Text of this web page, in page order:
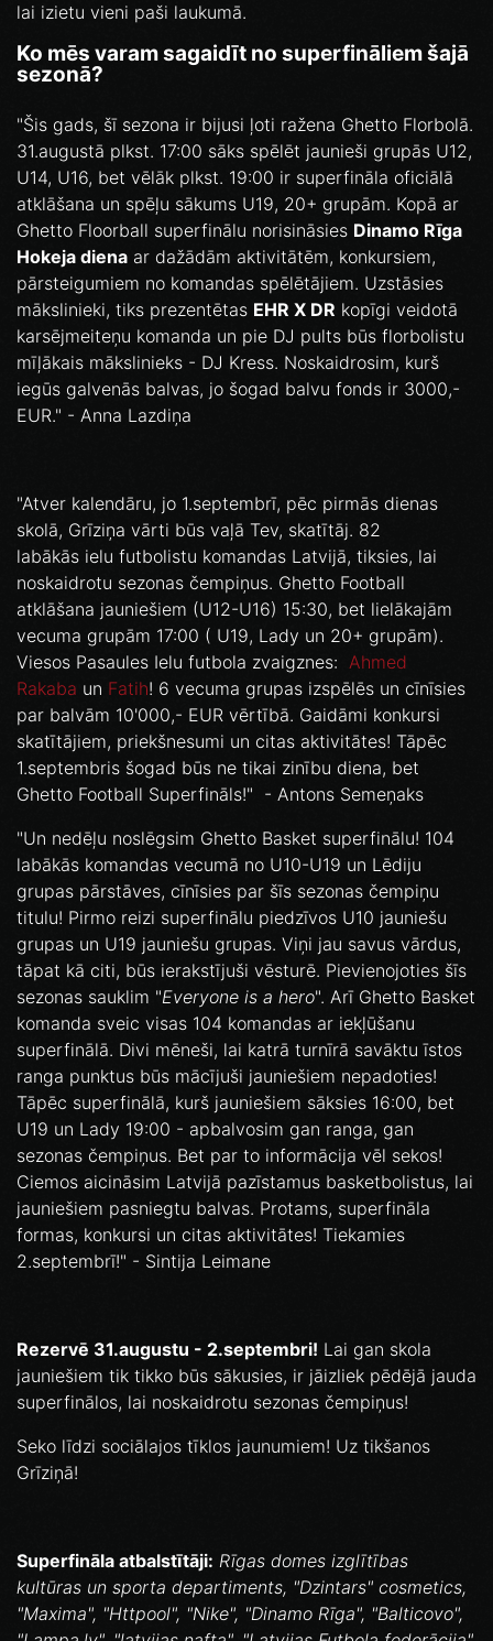
lai izietu vieni paši laukumā.
Ko mēs varam sagaidīt no superfināliem šajā
sezonā?
"Šis gads, šī sezona ir bijusi ļoti ražena Ghetto Florbolā.
31.augustā plkst. 17:00 sāks spēlēt jaunieši grupās U12,
U14, U16, bet vēlāk plkst. 19:00 ir superfināla oficiālā
atklāšana un spēļu sākums U19, 20+ grupām. Kopā ar
Ghetto Floorball superfinālu norisināsies Dinamo Rīga
Hokeja diena ar dažādām aktivitātēm, konkursiem,
pārsteigumiem no komandas spēlētājiem. Uzstāsies
mākslinieki, tiks prezentētas EHR X DR kopīgi veidotā
karsējmeiteņu komanda un pie DJ pults būs florbolistu
mīļākais mākslinieks - DJ Kress. Noskaidrosim, kurš
iegūs galvenās balvas, jo šogad balvu fonds ir 3000,-
EUR." - Anna Lazdiņa
"Atver kalendāru, jo 1.septembrī, pēc pirmās dienas
skolā, Grīziņa vārti būs vaļā Tev, skatītāj. 82
labākās ielu futbolistu komandas Latvijā, tiksies, lai
noskaidrotu sezonas čempiņus. Ghetto Football
atklāšana jauniešiem (U12-U16) 15:30, bet lielākajām
vecuma grupām 17:00 ( U19, Lady un 20+ grupām).
Viesos Pasaules Ielu futbola zvaigznes: Ahmed
Rakaba un Fatih! 6 vecuma grupas izspēlēs un cīnīsies
par balvām 10'000,- EUR vērtībā. Gaidāmi konkursi
skatītājiem, priekšnesumi un citas aktivitātes! Tāpēc
1.septembris šogad būs ne tikai zinību diena, bet
Ghetto Football Superfināls!" - Antons Semeņaks
"Un nedēļu noslēgsim Ghetto Basket superfinālu! 104
labākās komandas vecumā no U10-U19 un Lēdiju
grupas pārstāves, cīnīsies par šīs sezonas čempiņu
titulu! Pirmo reizi superfinālu piedzīvos U10 jauniešu
grupas un U19 jauniešu grupas. Viņi jau savus vārdus,
tāpat kā citi, būs ierakstījuši vēsturē. Pievienojoties šīs
sezonas sauklim "Everyone is a hero". Arī Ghetto Basket
komanda sveic visas 104 komandas ar iekļūšanu
superfinālā. Divi mēneši, lai katrā turnīrā savāktu īstos
ranga punktus būs mācījuši jauniešiem nepadoties!
Tāpēc superfinālā, kurš jauniešiem sāksies 16:00, bet
U19 un Lady 19:00 - apbalvosim gan ranga, gan
sezonas čempiņus. Bet par to informācija vēl sekos!
Ciemos aicināsim Latvijā pazīstamus basketbolistus, lai
jauniešiem pasniegtu balvas. Protams, superfināla
formas, konkursi un citas aktivitātes! Tiekamies
2.septembrī!" - Sintija Leimane
Rezervē 31.augustu - 2.septembri! Lai gan skola
jauniešiem tik tikko būs sākusies, ir jāizliek pēdējā jauda
superfinālos, lai noskaidrotu sezonas čempiņus!
Seko līdzi sociālajos tīklos jaunumiem! Uz tikšanos
Grīziņā!
Superfināla atbalstītāji: Rīgas domes izglītības
kultūras un sporta departiments, "Dzintars" cosmetics,
"Maxima", "Httpool", "Nike", "Dinamo Rīga", "Balticovo",